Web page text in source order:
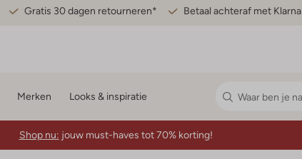
Gratis 30 dagen retourneren* Betaal achteraf met Klarna
Merken Looks & inspiratie
Shop nu: jouw must-haves tot 70% korting!